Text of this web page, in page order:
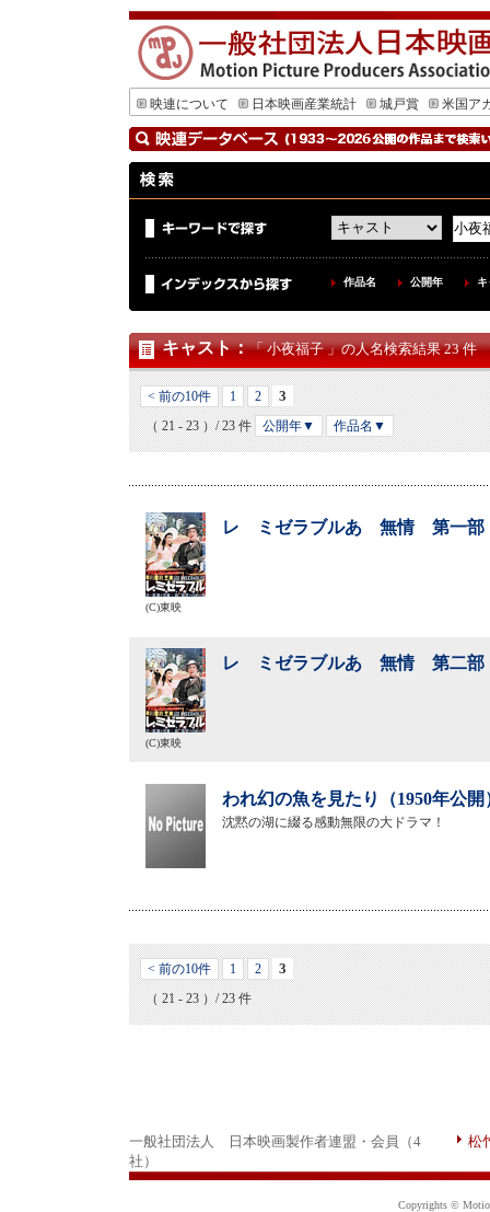
映連について 日本映画産業統計 城戸賞 米国ア
作品名 公開年
キャスト：「 小夜福子 」の人名検索結果 23 件
< 前の10件 1 2 3
（ 21 - 23 ）/ 23 件 公開年▼ 作品名▼
レ ミゼラブルあゝ無情 第一部
(C)東映
レ ミゼラブルあゝ無情 第二部
(C)東映
われ幻の魚を見たり（1950年公開
沈黙の湖に綴る感動無限の大ドラマ！
< 前の10件 1 2 3
（ 21 - 23 ）/ 23 件
一般社団法人 日本映画製作者連盟・会員（4
社）
松
Copyrights ©